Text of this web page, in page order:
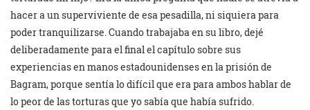
hacer a un superviviente de esa pesadilla, ni siquiera para
poder tranquilizarse. Cuando trabajaba en su libro, dejé
deliberadamente para el final el capítulo sobre sus
experiencias en manos estadounidenses en la prisión de
Bagram, porque sentía lo difícil que era para ambos hablar de
lo peor de las torturas que yo sabía que había sufrido.